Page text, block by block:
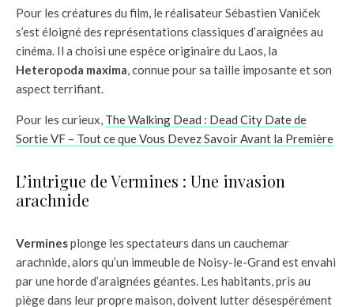
Pour les créatures du film, le réalisateur Sébastien Vaniček
s’est éloigné des représentations classiques d’araignées au
cinéma. Il a choisi une espèce originaire du Laos, la
Heteropoda maxima, connue pour sa taille imposante et son
aspect terrifiant.
Pour les curieux, The Walking Dead : Dead City Date de
Sortie VF – Tout ce que Vous Devez Savoir Avant la Première
L’intrigue de Vermines : Une invasion
arachnide
Verminesplonge les spectateurs dans un cauchemar
arachnide, alors qu’un immeuble de Noisy-le-Grand est envahi
par une horde d’araignées géantes. Les habitants, pris au
piège dans leur propre maison, doivent lutter désespérément